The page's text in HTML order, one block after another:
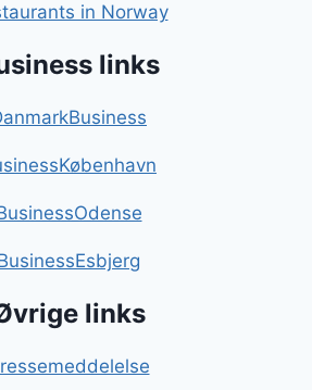
in Norway
links
links